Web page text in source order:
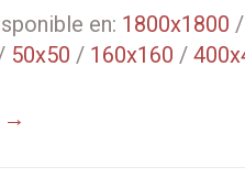
en: 1800x1800 /
50x50 / 160x160 /
→